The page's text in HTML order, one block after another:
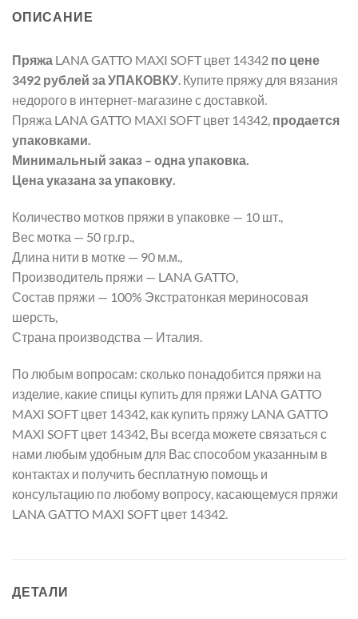
ОПИСАНИЕ
Пряжа LANA GATTO MAXI SOFT цвет 14342 по цене
3492 рублей за УПАКОВКУ. Купите пряжу для вязания
недорого в интернет-магазине с доставкой.
Пряжа LANA GATTO MAXI SOFT цвет 14342, продается
упаковками.
Минимальный заказ – одна упаковка.
Цена указана за упаковку.
Количество мотков пряжи в упаковке — 10 шт.,
Вес мотка — 50 гр.гр.,
Длина нити в мотке — 90 м.м.,
Производитель пряжи — LANA GATTO,
Состав пряжи — 100% Экстратонкая мериносовая
шерсть,
Страна производства — Италия.
По любым вопросам: сколько понадобится пряжи на
изделие, какие спицы купить для пряжи LANA GATTO
MAXI SOFT цвет 14342, как купить пряжу LANA GATTO
MAXI SOFT цвет 14342, Вы всегда можете связаться с
нами любым удобным для Вас способом указанным в
контактах и получить бесплатную помощь и
консультацию по любому вопросу, касающемуся пряжи
LANA GATTO MAXI SOFT цвет 14342.
ДЕТАЛИ